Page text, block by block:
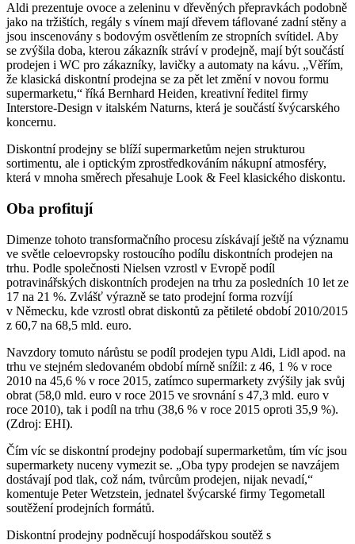
Aldi prezentuje ovoce a zeleninu v dřevěných přepravkách podobně
jako na tržištích, regály s vínem mají dřevem táflované zadní stěny a
jsou inscenovány s bodovým osvětlením ze stropních svítidel. Aby
se zvýšila doba, kterou zákazník stráví v prodejně, mají být součástí
prodejen i WC pro zákazníky, lavičky a automaty na kávu. „Věřím,
že klasická diskontní prodejna se za pět let změní v novou formu
supermarketu,“ říká Bernhard Heiden, kreativní ředitel firmy
Interstore-Design v italském Naturns, která je součástí švýcarského
koncernu.
Diskontní prodejny se blíží supermarketům nejen strukturou
sortimentu, ale i optickým zprostředkováním nákupní atmosféry,
která v mnoha směrech přesahuje Look & Feel klasického diskontu.
Oba profitují
Dimenze tohoto transformačního procesu získávají ještě na významu
ve světle celoevropsky rostoucího podílu diskontních prodejen na
trhu. Podle společnosti Nielsen vzrostl v Evropě podíl
potravinářských diskontních prodejen na trhu za posledních 10 let ze
17 na 21 %. Zvlášť výrazně se tato prodejní forma rozvíjí
v Německu, kde vzrostl obrat diskontů za pětileté období 2010/2015
z 60,7 na 68,5 mld. euro.
Navzdory tomuto nárůstu se podíl prodejen typu Aldi, Lidl apod. na
trhu ve stejném sledovaném období mírně snížil: z 46, 1 % v roce
2010 na 45,6 % v roce 2015, zatímco supermarkety zvýšily jak svůj
obrat (58,0 mld. euro v roce 2015 ve srovnání s 47,3 mld. euro v
roce 2010), tak i podíl na trhu (38,6 % v roce 2015 oproti 35,9 %).
(Zdroj: EHI).
Čím víc se diskontní prodejny podobají supermarketům, tím víc jsou
supermarkety nuceny vymezit se. „Oba typy prodejen se navzájem
dostávají pod tlak, což nám, tvůrcům prodejen, nijak nevadí,“
komentuje Peter Wetzstein, jednatel švýcarské firmy Tegometall
soutěžení prodejních formátů.
Diskontní prodejny podněcují hospodářskou soutěž s